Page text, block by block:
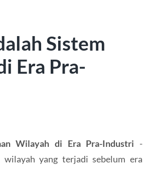
Sistem
Era Pra-
Wilayah di Era Pra-Industri -
wilayah yang terjadi sebelum era